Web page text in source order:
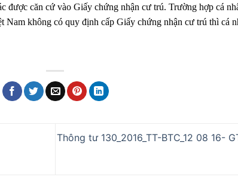
căn cứ vào Giấy chứng nhận cư trú. Trường hợp cá
không có quy định cấp Giấy chứng nhận cư trú thì cá
Thông tư 130_2016_TT-BTC_12 08 16-